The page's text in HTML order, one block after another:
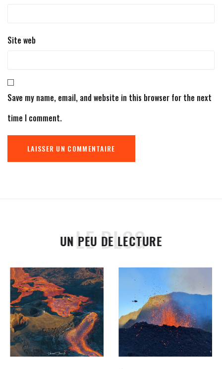
Site web
Save my name, email, and website in this browser for the next
time I comment.
UN PEU DE LECTURE
LE BLOG